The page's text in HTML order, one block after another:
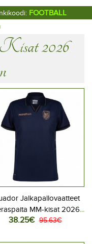
FOOTBALL
2026
Jalkapallovaatteet
MM-kisat 2026
Lyhythihainen
38.25€ 95.63€